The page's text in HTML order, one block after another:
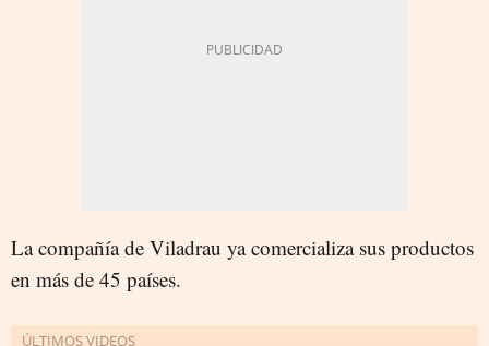
La compañía de Viladrau ya comercializa sus productos
en más de 45 países.